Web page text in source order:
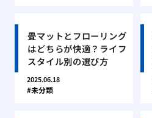
畳マットとフローリング
はどちらが快適？ライフ
スタイル別の選び方
2025.06.18
未分類